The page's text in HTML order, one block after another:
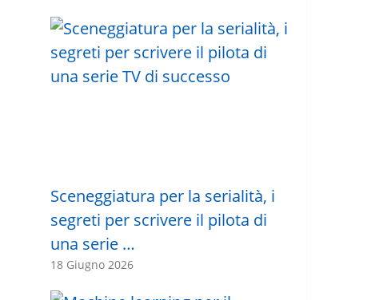
Sceneggiatura per la serialità, i
segreti per scrivere il pilota di
una serie …
18 Giugno 2026